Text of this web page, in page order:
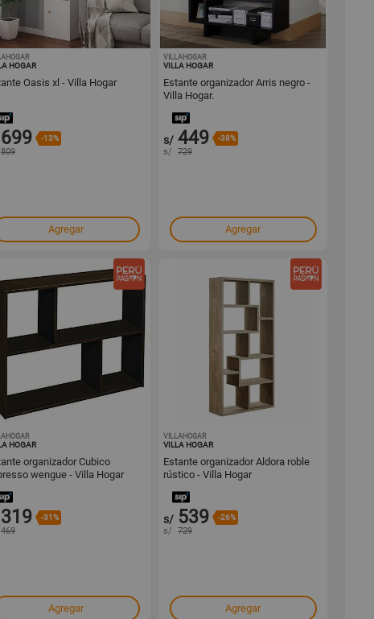
HOGAR
Oasis xl - Villa Hogar
699 -13%
809
Agregar
VILLAHOGAR
VILLA HOGAR
Estante organizador Arris negro -
Villa Hogar.
s/ 449 -38%
s/ 729
Agregar
HOGAR
organizador Cubico
wengue - Villa Hogar
319 -31%
469
Agregar
VILLAHOGAR
VILLA HOGAR
Estante organizador Aldora roble
rústico - Villa Hogar
s/ 539 -26%
s/ 729
Agregar